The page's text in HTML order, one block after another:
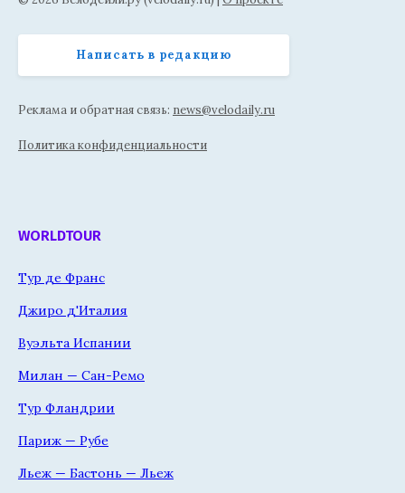
Написать в редакцию
Реклама и обратная связь: news@velodaily.ru
Политика конфиденциальности
WORLDTOUR
Тур де Франс
Джиро д'Италия
Вуэльта Испании
Милан — Сан-Ремо
Тур Фландрии
Париж — Рубе
Льеж — Бастонь — Льеж